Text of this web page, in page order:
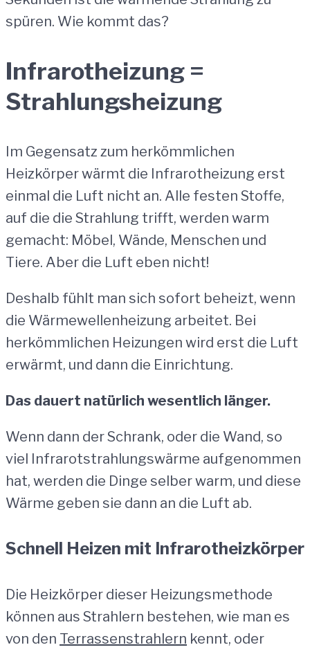
spüren. Wie kommt das?
Infrarotheizung =
Strahlungsheizung
Im Gegensatz zum herkömmlichen
Heizkörper wärmt die Infrarotheizung erst
einmal die Luft nicht an. Alle festen Stoffe,
auf die die Strahlung trifft, werden warm
gemacht: Möbel, Wände, Menschen und
Tiere. Aber die Luft eben nicht!
Deshalb fühlt man sich sofort beheizt, wenn
die Wärmewellenheizung arbeitet. Bei
herkömmlichen Heizungen wird erst die Luft
erwärmt, und dann die Einrichtung.
Das dauert natürlich wesentlich länger.
Wenn dann der Schrank, oder die Wand, so
viel Infrarotstrahlungswärme aufgenommen
hat, werden die Dinge selber warm, und diese
Wärme geben sie dann an die Luft ab.
Schnell Heizen mit Infrarotheizkörper
Die Heizkörper dieser Heizungsmethode
können aus Strahlern bestehen, wie man es
von den Terrassenstrahlern kennt, oder